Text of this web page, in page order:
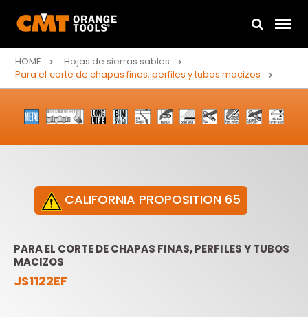
HOME
Hojas de sierras sables
Para el corte de chapas finas, perfiles y tubos macizos
CALIFORNIA PROPOSITION 65
PARA EL CORTE DE CHAPAS FINAS, PERFILES Y TUBOS
MACIZOS
JS1122EF